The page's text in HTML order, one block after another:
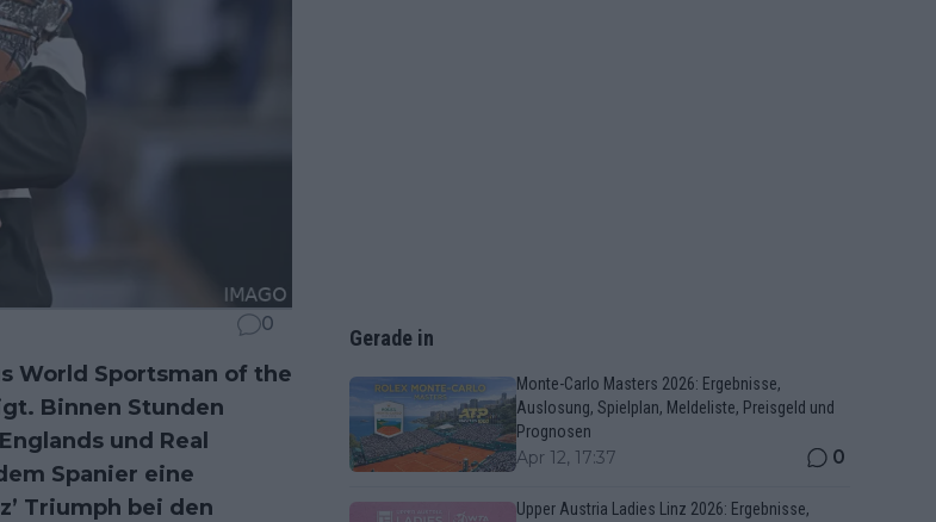
0
World Sportsman of the
Binnen Stunden
und Real
Spanier eine
Triumph bei den
Gerade in
Monte-Carlo Masters 2026: Ergebnisse,
Auslosung, Spielplan, Meldeliste, Preisgeld und
Prognosen
Apr 12, 17:37 0
Upper Austria Ladies Linz 2026: Ergebnisse,